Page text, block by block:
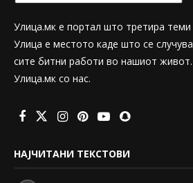
Улица.мк е портал што третира теми
Улица е местото каде што се
сите битни работи во нашиот
Улица.мк со нас.
НАЈЧИТАНИ ТЕКСТОВИ